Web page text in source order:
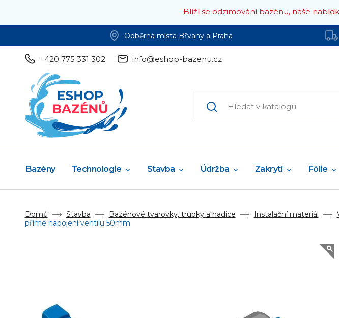
Blíží se odzimování bazénu, naše
Odběrná místa Břvany a Praha
+420 775 331 302 info@eshop-bazenu.cz
Bazény Technologie Stavba Údržba Zakrytí Fólie
Domů Stavba Bazénové tvarovky, trubky a hadice Instalační materiál
přímé napojení ventilu 50mm